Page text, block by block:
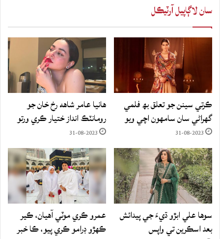
سان لاڳاپيل آرٽيڪل
ڪرتي سينن جو تعلق بھ فلمي
گهراڻي سان سامهون اچي ويو
31-08-2023
هانيا عامر شاهه رخ خان جو
رومانٽڪ انداز ختيار ڪري ورتو
31-08-2023
سوها علي ابڙو ڌيءَ جي پيدائش
بعد اسڪرين تي واپس
عمرو ڪري موٽي آهيان، ڪير
ڪهڙو ڊرامو ڪري پيو، ڪا خبر